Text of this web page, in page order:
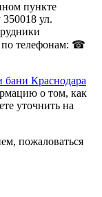
пункте
ул.
по телефонам: ☎
бани Краснодара
о том, как
уточнить на
пожаловаться